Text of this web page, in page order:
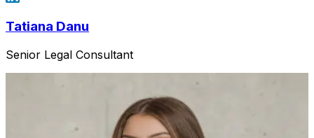
Tatiana Danu
Senior Legal Consultant